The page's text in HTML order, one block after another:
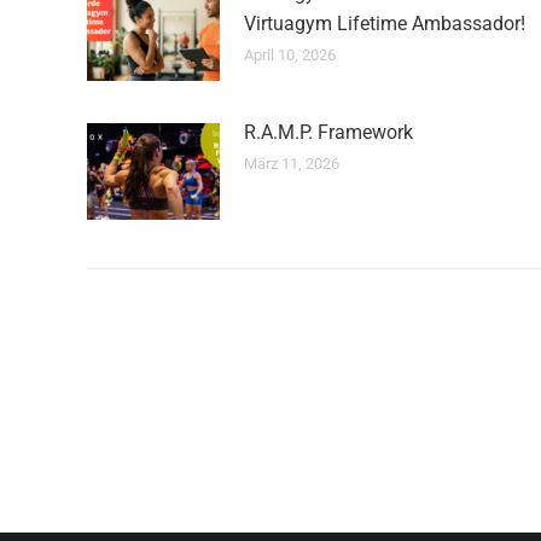
Virtuagym Lifetime Ambassador!
April 10, 2026
R.A.M.P. Framework
März 11, 2026